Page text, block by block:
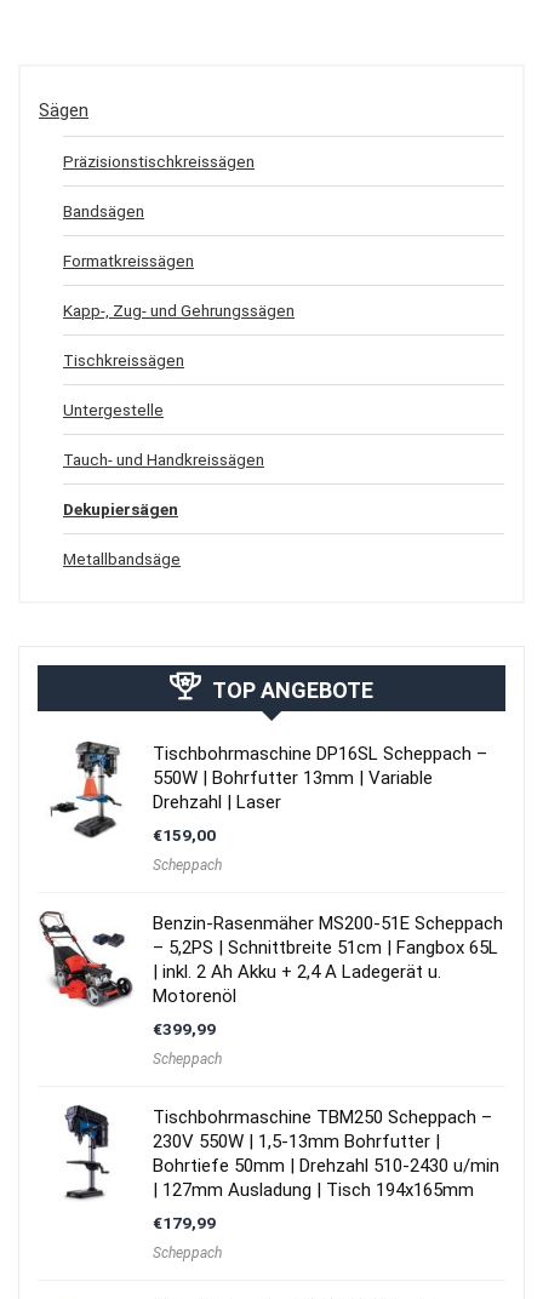
Sägen
Präzisionstischkreissägen
Bandsägen
Formatkreissägen
Kapp-, Zug- und Gehrungssägen
Tischkreissägen
Untergestelle
Tauch- und Handkreissägen
Dekupiersägen
Metallbandsäge
TOP ANGEBOTE
Tischbohrmaschine DP16SL Scheppach –
550W | Bohrfutter 13mm | Variable
Drehzahl | Laser
€159,00
Scheppach
Benzin-Rasenmäher MS200-51E Scheppach
– 5,2PS | Schnittbreite 51cm | Fangbox 65L
| inkl. 2 Ah Akku + 2,4 A Ladegerät u.
Motorenöl
€399,99
Scheppach
Tischbohrmaschine TBM250 Scheppach –
230V 550W | 1,5-13mm Bohrfutter |
Bohrtiefe 50mm | Drehzahl 510-2430 u/min
| 127mm Ausladung | Tisch 194x165mm
€179,99
Scheppach